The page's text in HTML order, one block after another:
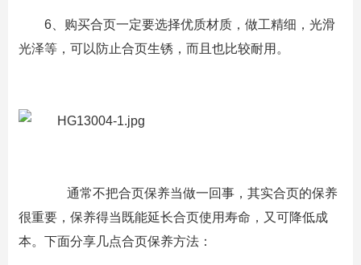
6、购买合页一定要选择优质材质，做工精细，光滑
光泽等，可以防止合页生锈，而且也比较耐用。
通常不把合页保养当做一回事，其实合页的保养
很重要，保养得当既能延长合页使用寿命，又可降低成
本。下面分享几点合页保养方法：